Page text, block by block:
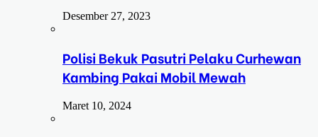
Desember 27, 2023
Polisi Bekuk Pasutri Pelaku Curhewan
Kambing Pakai Mobil Mewah
Maret 10, 2024